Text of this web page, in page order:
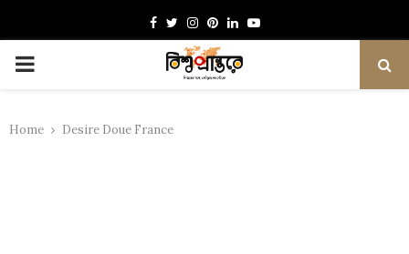
Facebook
TwitterInstagram
Pinterest
LinkedinYoutube
PRIMARY
Home Desire Doue France